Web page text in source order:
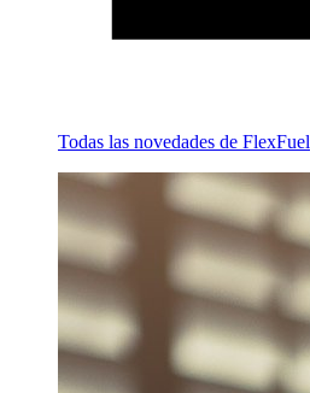
Todas las novedades de FlexFuel